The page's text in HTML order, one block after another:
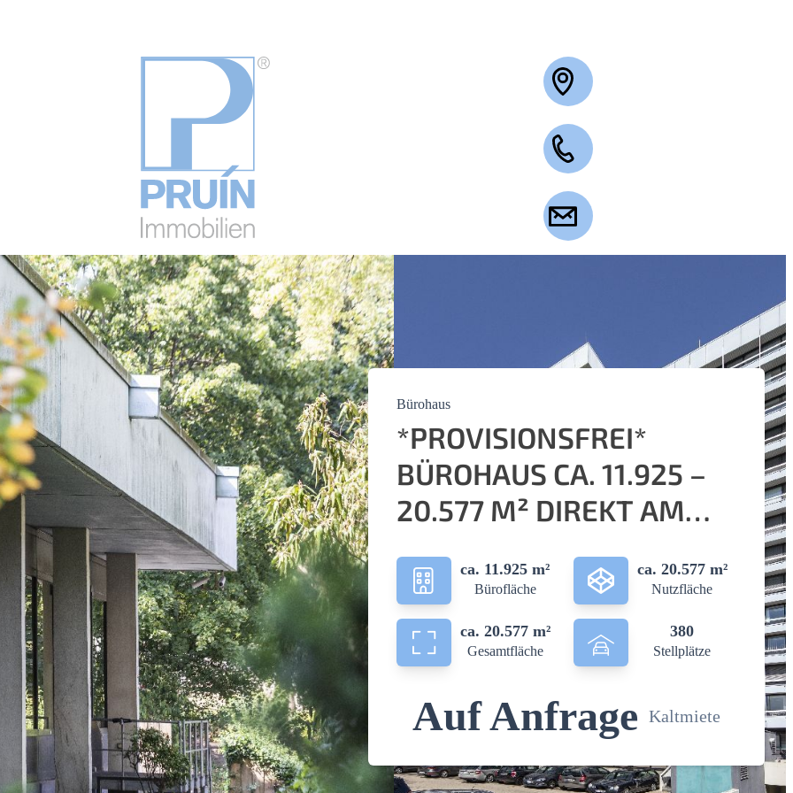
+49 2263 3003
Bürohaus
*PROVISIONSFREI*
BÜROHAUS CA. 11.925 –
20.577 M² DIREKT AM
VERMIETEN!
ca. 11.925 m²
Bürofläche
ca. 20.577 m²
Nutzfläche
ca. 20.577 m²
Gesamtfläche
380
Stellplätze
Auf Anfrage Kaltmiete